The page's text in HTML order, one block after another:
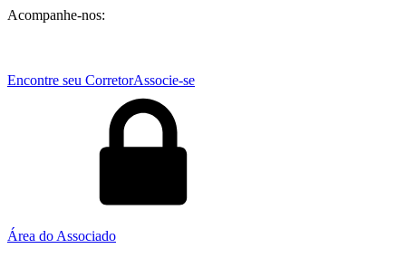
Acompanhe-nos:
Encontre seu CorretorAssocie-se
Área do Associado